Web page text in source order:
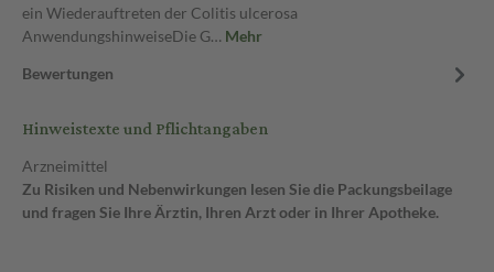
ein Wiederauftreten der Colitis ulcerosa
AnwendungshinweiseDie G… Mehr
Bewertungen
Hinweistexte und Pflichtangaben
Arzneimittel
Zu Risiken und Nebenwirkungen lesen Sie die Packungsbeilage
und fragen Sie Ihre Ärztin, Ihren Arzt oder in Ihrer Apotheke.